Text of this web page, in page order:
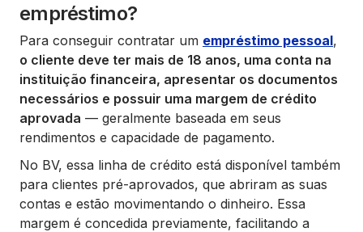
empréstimo?
Para conseguir contratar um empréstimo pessoal,
o cliente deve ter mais de 18 anos, uma conta na
instituição financeira, apresentar os documentos
necessários e possuir uma margem de crédito
aprovada — geralmente baseada em seus
rendimentos e capacidade de pagamento.
No BV, essa linha de crédito está disponível também
para clientes pré-aprovados, que abriram as suas
contas e estão movimentando o dinheiro. Essa
margem é concedida previamente, facilitando a